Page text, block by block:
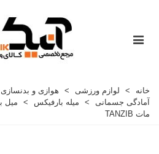
خانه > لوازم ورزشی > هوازی و بدنسازی
آمادگی جسمانی
> میله بارفیکس >
مات TANZIB